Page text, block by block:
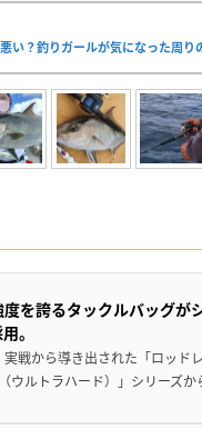
い？釣りガールが気になった周り
を誇るタックルバッグが
。
戦から導き出された「ロッド
ウルトラハード）」シリーズ